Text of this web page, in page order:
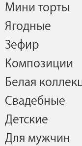
Мини торты
Ягодные
Зефир
Композиции
Белая
Свадебные
Детские
Для мужчин